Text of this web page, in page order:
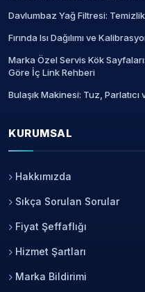
Davlumbaz Yağ Filtresi:
Fırında Isı Dağılımı ve
Marka Özel Servis Kök
Göre İç Link Rehberi
Bulaşık Makinesi: Tuz,
KURUMSAL
Hakkımızda
Sıkça Sorulan Sorular
Fiyat Şeffaflığı
Hizmet Şartları
Marka Bildirimi